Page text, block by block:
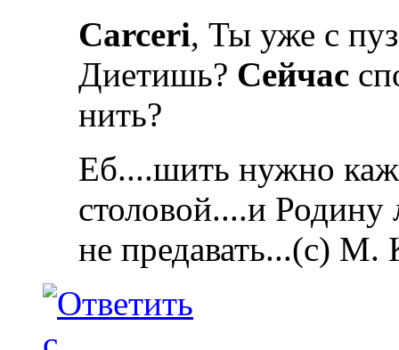
Carceri, Ты уже с
Диетишь? Сейчас
нить?
Еб....шить нужно
столовой....и
не предавать...(с) М.